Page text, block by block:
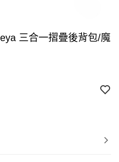
三合一摺疊後背包/魔